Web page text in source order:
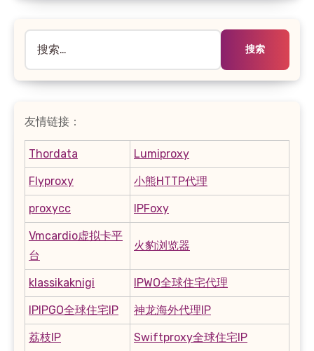
索：
友情链接：
Thordata Lumiproxy
Flyproxy 小熊HTTP代理
proxycc IPFoxy
Vmcardio虚拟卡平
台
火豹浏览器
klassikaknigi IPWO全球住宅代理
IPIPGO全球住宅IP 神龙海外代理IP
荔枝IP Swiftproxy全球住宅IP